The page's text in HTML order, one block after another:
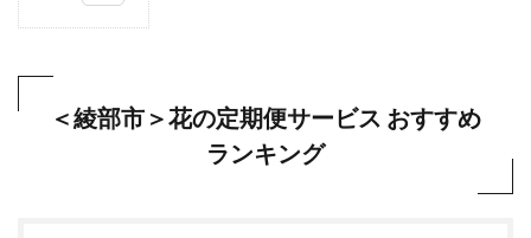
期便＜綾部市＞花の定期便サービス おすすめ
ランキング